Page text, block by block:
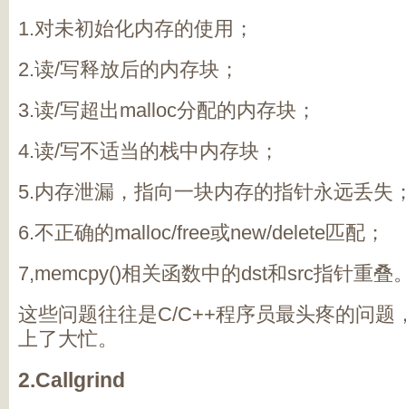
1.对未初始化内存的使用；
2.读/写释放后的内存块；
3.读/写超出malloc分配的内存块；
4.读/写不适当的栈中内存块；
5.内存泄漏，指向一块内存的指针永远丢失
6.不正确的malloc/free或new/delete匹配；
7,memcpy()相关函数中的dst和src指针重叠
这些问题往往是C/C++程序员最头疼的问题
上了大忙。
2.Callgrind